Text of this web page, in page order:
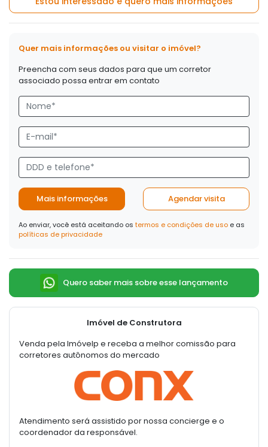
Quer mais informações ou visitar o imóvel?
Preencha com seus dados para que um corretor
associado possa entrar em contato
Mais informações Agendar visita
Ao enviar, você está aceitando os termos e condições de uso e as
políticas de privacidade
Quero saber mais sobre esse lançamento
Imóvel de Construtora
Venda pela Imóvelp e receba a melhor comissão para
corretores autônomos do mercado
Atendimento será assistido por nossa concierge e o
coordenador da responsável.